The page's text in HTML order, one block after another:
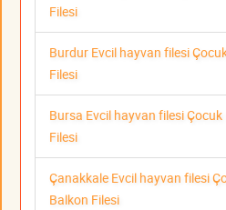
Filesi
Burdur Evcil hayvan filesi
Filesi
Bursa Evcil hayvan filesi Çocuk
Filesi
Çanakkale Evcil hayvan filesi
Balkon Filesi